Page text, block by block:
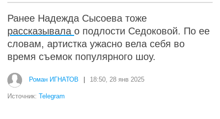
Ранее Надежда Сысоева тоже
рассказывала о подлости Седоковой. По ее
словам, артистка ужасно вела себя во
время съемок популярного шоу.
Роман ИГНАТОВ 18:50, 28 янв 2025
Источник: Telegram